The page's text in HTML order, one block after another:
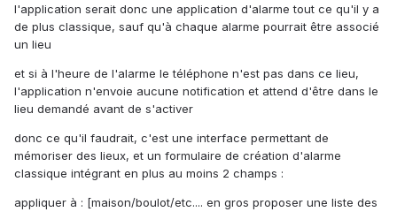
l'application serait donc une application d'alarme tout ce qu'il y a
de plus classique, sauf qu'à chaque alarme pourrait être associé
un lieu
et si à l'heure de l'alarme le téléphone n'est pas dans ce lieu,
l'application n'envoie aucune notification et attend d'être dans le
lieu demandé avant de s'activer
donc ce qu'il faudrait, c'est une interface permettant de
mémoriser des lieux, et un formulaire de création d'alarme
classique intégrant en plus au moins 2 champs :
appliquer à : [maison/boulot/etc.... en gros proposer une liste des